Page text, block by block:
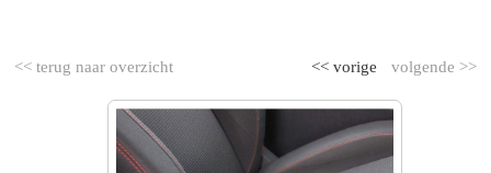
<< terug naar overzicht volgende >>
<< vorige